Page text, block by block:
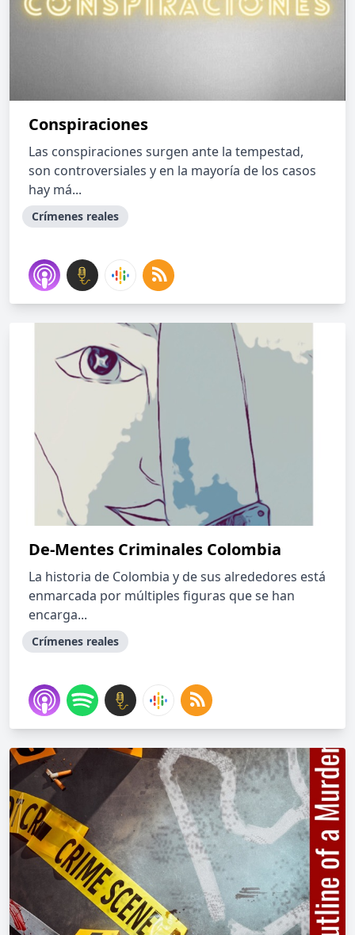
Conspiraciones
Las conspiraciones surgen ante la tempestad,
son controversiales y en la mayoría de los casos
hay má...
Crímenes reales
De-Mentes Criminales Colombia
La historia de Colombia y de sus alrededores está
enmarcada por múltiples figuras que se han
encarga...
Crímenes reales